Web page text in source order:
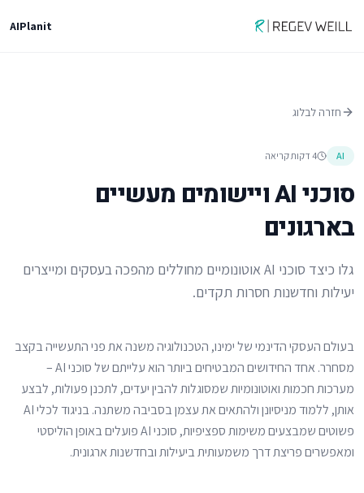
Planit
AI
חזרה לבלוג
AI 4 דקות קריאה
סוכני AI ויישומים מעשיים
בארגונים
גלו כיצד סוכני AI אוטונומיים מחוללים מהפכה בעסקים ומייצרים
יעילות וחדשנות חסרות תקדים.
בעולם העסקי הדינמי של ימינו, הטכנולוגיה משנה את פני התעשייה בקצב
מסחרר. אחד החידושים המבטיחים ביותר הוא עלייתם של סוכני AI –
מערכות חכמות ואוטונומיות שמסוגלות להבין יעדים, לתכנן פעולות, לבצע
אותן, ללמוד מניסיונן ולהתאים את עצמן בסביבה משתנה. בניגוד לכלי AI
פשוטים שמבצעים משימות ספציפיות, סוכני AI פועלים באופן הוליסטי
ומאפשרים פריצת דרך משמעותית ביעילות ובחדשנות ארגונית.